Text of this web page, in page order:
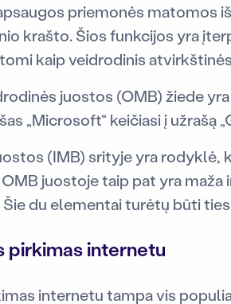
priemonės matomos
krašto. Šios funkcijos yra
kaip veidrodinis
juostos (OMB) žiede
„Microsoft“ keičiasi į užrašą
(IMB) srityje yra rodyklė,
juostoje taip pat yra
Šie du elementai turėtų būti
pirkimas internetu
internetu tampa vis